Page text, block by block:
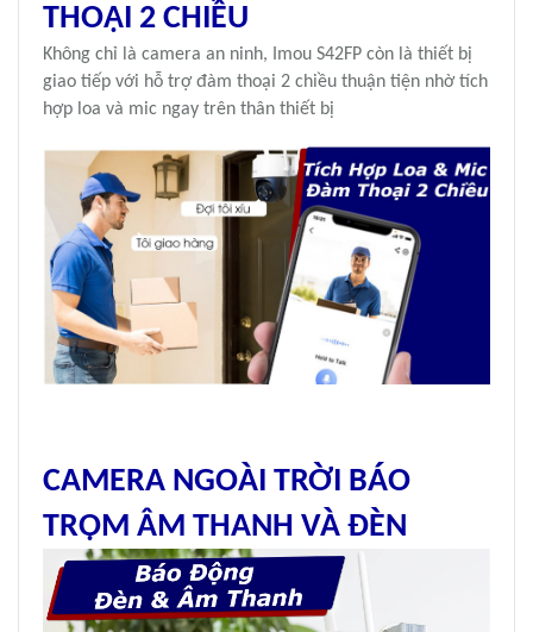
THOẠI 2 CHIỀU
Không chỉ là camera an ninh, Imou S42FP còn là thiết bị
giao tiếp với hỗ trợ đàm thoại 2 chiều thuận tiện nhờ tích
hợp loa và mic ngay trên thân thiết bị
CAMERA NGOÀI TRỜI BÁO
TRỘM ÂM THANH VÀ ĐÈN